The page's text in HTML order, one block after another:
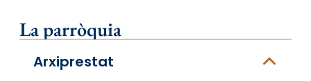
La parròquia
Arxiprestat